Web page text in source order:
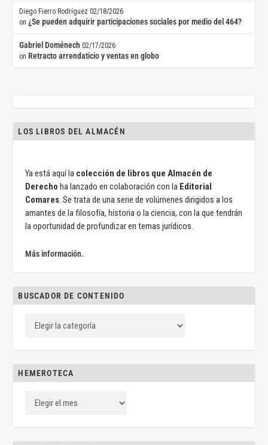
Diego Fierro Rodríguez 02/18/2026
on¿Se pueden adquirir participaciones sociales por medio del 464?
Gabriel Doménech 02/17/2026
on Retracto arrendaticio y ventas en globo
LOS LIBROS DEL ALMACÉN
Ya está aquí la colección de libros que Almacén de
Derecho ha lanzado en colaboración con la Editorial
Comares. Se trata de una serie de volúmenes dirigidos a los
amantes de la filosofía, historia o la ciencia, con la que tendrán
la oportunidad de profundizar en temas jurídicos.
Más información.
BUSCADOR DE CONTENIDO
HEMEROTECA